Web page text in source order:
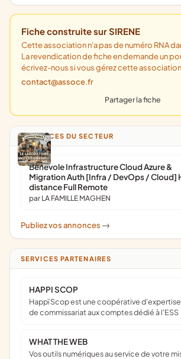
Fiche construite sur SIRENE
Cette association n'a pas de numéro RNA dans nos données.
La revendication de fiche en demande un
écrivez-nous si vous gérez cette
contact@assoce.fr
Partager la fiche
ANNONCES DU SECTEUR
Bénévole Infrastructure Cloud Azure &
Migration Auth [Infra / DevOps / Cloud]
distance Full Remote
par LA FAMILLE MAGHEN
Publiez vos annonces ->
SERVICES PARTENAIRES
HAPPI SCOP
Happï Scop est une coopérative d’expertise comptable &
de commissariat aux comptes dédié à l'ESS
WHAT THE WEB
Vos outils numériques au service de votre mission : site web,